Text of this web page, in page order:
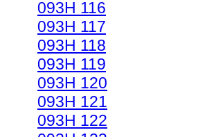
093H 116
093H 117
093H 118
093H 119
093H 120
093H 121
093H 122